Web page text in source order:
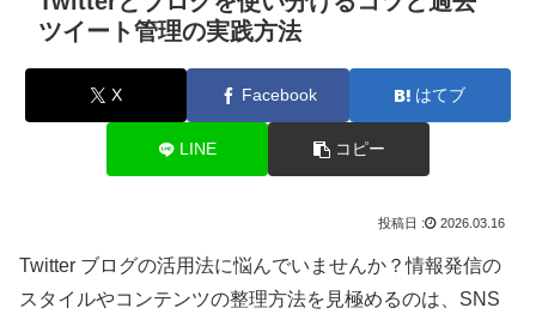
ツイート管理の実践方法
X Facebook はてブ
LINE コピー
2026.03.16
Twitter ブログの活用法に悩んでいませんか？情報発信の
スタイルやコンテンツの整理方法を見極めるのは、SNS